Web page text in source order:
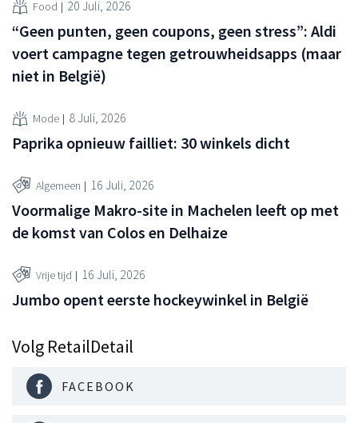
Food 20 Juli, 2026
“Geen punten, geen coupons, geen stress”: Aldi
voert campagne tegen getrouwheidsapps (maar
niet in België)
Mode 8 Juli, 2026
Paprika opnieuw failliet: 30 winkels dicht
Algemeen 16 Juli, 2026
Voormalige Makro-site in Machelen leeft op met
de komst van Colos en Delhaize
Vrije tijd 16 Juli, 2026
Jumbo opent eerste hockeywinkel in België
Volg RetailDetail
FACEBOOK